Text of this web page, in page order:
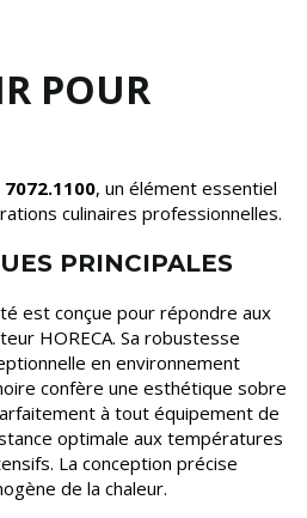
POUR
, un élément essentiel
culinaires professionnelles.
PRINCIPALES
est conçue pour répondre aux
HORECA. Sa robustesse
en environnement
confère une esthétique sobre
à tout équipement de
optimale aux températures
La conception précise
de la chaleur.